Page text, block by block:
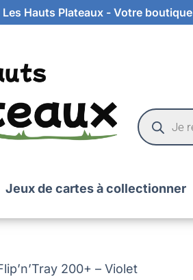
Les Hauts Plateaux - Votre
Jeux de cartes à collectionner
200+ – Violet